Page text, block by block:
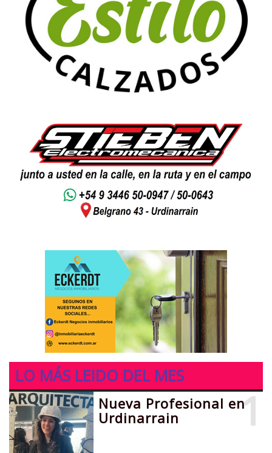
LO MÁS LEIDO DEL MES
1
Nueva Profesional en
Urdinarrain